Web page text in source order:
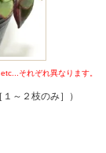
それぞれ異なります。
～２枝のみ］）